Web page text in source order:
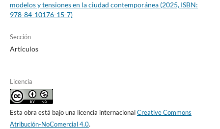
modelos y tensiones en la ciudad contemporánea (2025, ISBN:
978-84-10176-15-7)
Sección
Artículos
Licencia
Esta obra está bajo una licencia internacionalCreative Commons
Atribución-NoComercial 4.0.